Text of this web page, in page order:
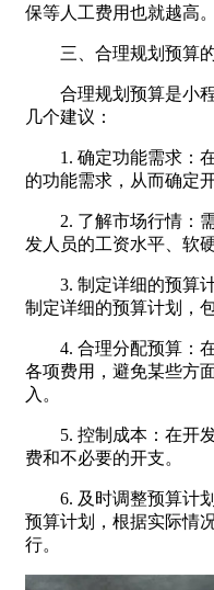
保等人工费用也就越高。
三、合理规划预算
合理规划预算是小程
几个建议：
1. 确定功能需求：在
的功能需求，从而确定
2. 了解市场行情：需
发人员的工资水平、软
3. 制定详细的预算计
制定详细的预算计划，
4. 合理分配预算：在
各项费用，避免某些方
入。
5. 控制成本：在开发
费和不必要的开支。
6. 及时调整预算计划
预算计划，根据实际情
行。